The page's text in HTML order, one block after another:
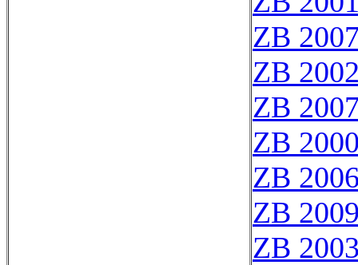
ZB
ZB
ZB
ZB
ZB
ZB
ZB